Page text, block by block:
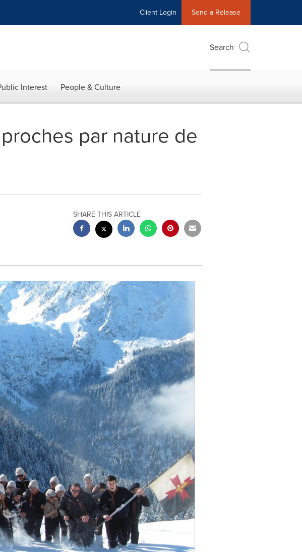
Client Login Send a Release
Search
Interest People & Culture
par nature de
SHARE THIS ARTICLE